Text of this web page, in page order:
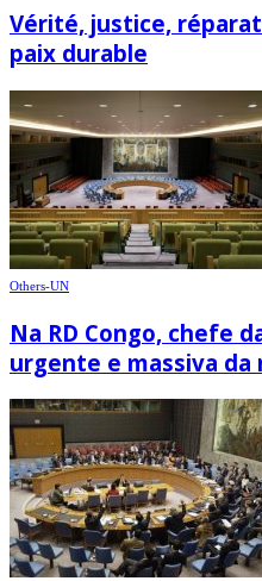
Vérité, justice,
paix durable
Others-UN
Na RD Congo, chefe
urgente e massiva da